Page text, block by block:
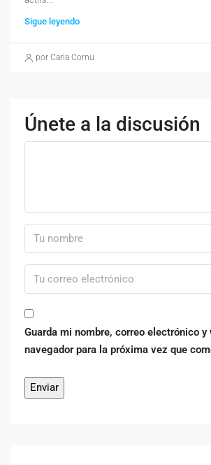
Sigue leyendo
por Carla Cornu
Únete a la discusión
Guarda mi nombre, correo electrónico y
navegador para la próxima vez que